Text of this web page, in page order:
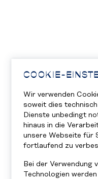
COOKIE-
Wir verwenden
soweit dies
Dienste unbedingt
hinaus in die
unsere Webseite für
fortlaufend zu
Bei der Verwendung
Technologien